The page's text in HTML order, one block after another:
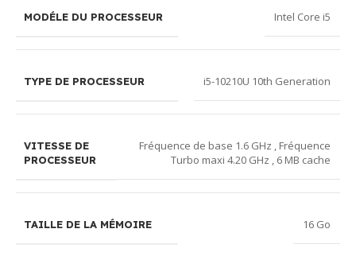
MODÉLE DU PROCESSEUR Intel Core i5
TYPE DE PROCESSEUR i5-10210U 10th Generation
VITESSE DE
PROCESSEUR
Fréquence de base 1.6 GHz , Fréquence
Turbo maxi 4.20 GHz , 6 MB cache
TAILLE DE LA MÉMOIRE 16 Go